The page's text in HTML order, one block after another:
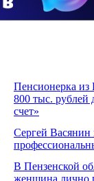
Пенсионерка из
800 тыс. рублей
счет»
Сергей Васянин
В Пензенской
женщина лично